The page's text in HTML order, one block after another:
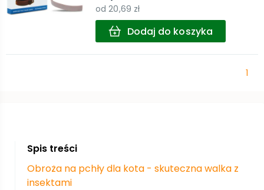
od20,69 zł
Dodaj do koszyka
1
Spis treści
Obroża na pchły dla kota - skuteczna walka z
insektami